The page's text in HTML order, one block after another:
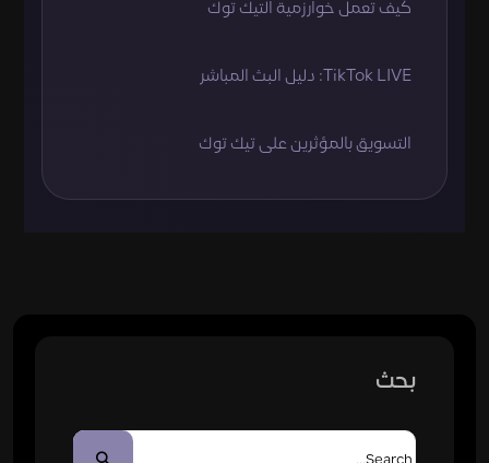
كيف تعمل خوارزمية التيك توك
TikTok LIVE: دليل البث المباشر
التسويق بالمؤثرين على تيك توك
بحث